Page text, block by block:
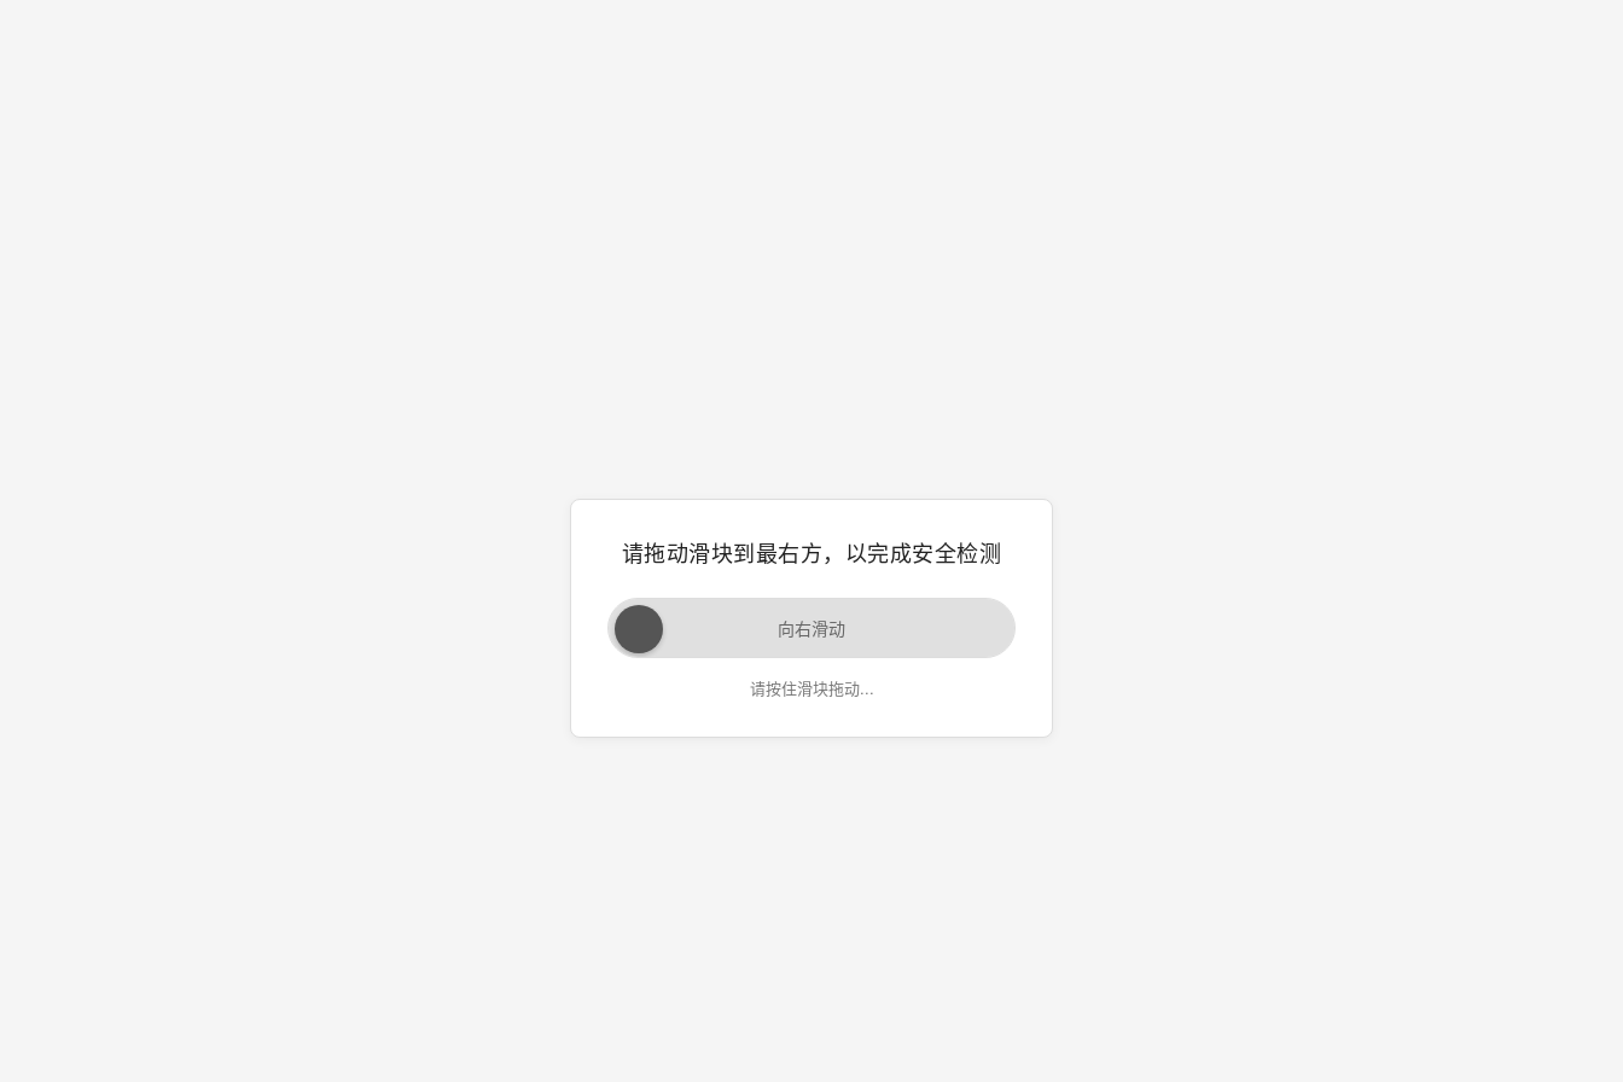
请拖动滑块到最右方，以完成安全检测
向右滑动
请按住滑块拖动...